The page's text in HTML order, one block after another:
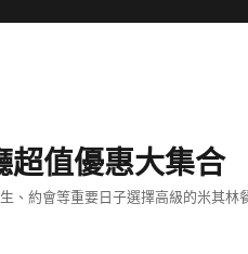
超值優惠大集合
、約會等重要日子選擇高級的米其